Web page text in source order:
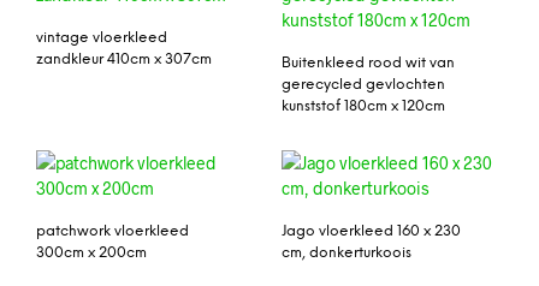
vintage vloerkleed
zandkleur 410cm x 307cm
Buitenkleed rood wit van
gerecycled gevlochten
kunststof 180cm x 120cm
patchwork vloerkleed
300cm x 200cm
Jago vloerkleed 160 x 230
cm, donkerturkoois